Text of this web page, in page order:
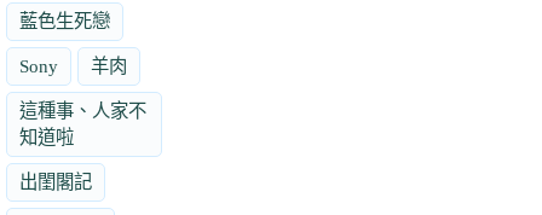
藍色生死戀
Sony 羊肉
這種事、人家不
知道啦
出閨閣記